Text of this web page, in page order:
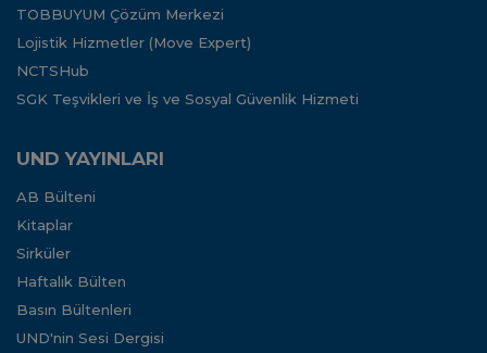
TOBBUYUM Çözüm Merkezi
Lojistik Hizmetler (Move Expert)
NCTSHub
SGK Teşvikleri ve İş ve Sosyal Güvenlik Hizmeti
UND YAYINLARI
AB Bülteni
Kitaplar
Sirküler
Haftalık Bülten
Basın Bültenleri
UND'nin Sesi Dergisi